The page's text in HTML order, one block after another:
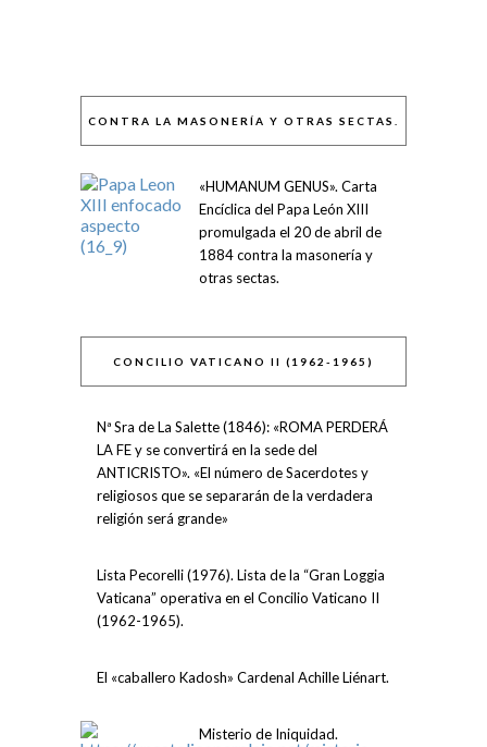
CONTRA LA MASONERÍA Y OTRAS SECTAS.
«HUMANUM GENUS». Carta
Encíclica del Papa León XIII
promulgada el 20 de abril de
1884 contra la masonería y
otras sectas.
CONCILIO VATICANO II (1962-1965)
Nª Sra de La Salette (1846): «ROMA PERDERÁ
LA FE y se convertirá en la sede del
ANTICRISTO». «El número de Sacerdotes y
religiosos que se separarán de la verdadera
religión será grande»
Lista Pecorelli (1976). Lista de la “Gran Loggia
Vaticana” operativa en el Concilio Vaticano II
(1962-1965).
El «caballero Kadosh» Cardenal Achille Liénart.
Misterio de Iniquidad.